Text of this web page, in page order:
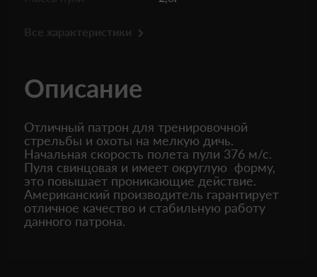
Все характеристики
Описание
Отличный патрон для тренировочной
стрельбы и охоты на мелкую дичь.
Начальная скорость полета пули 376 м/с.
Пуля свинцовая и имеет округлую форму,
это повышает проникающие действие.
Американский производитель гарантирует
отличное качество и стабильную работу
данного патрона.